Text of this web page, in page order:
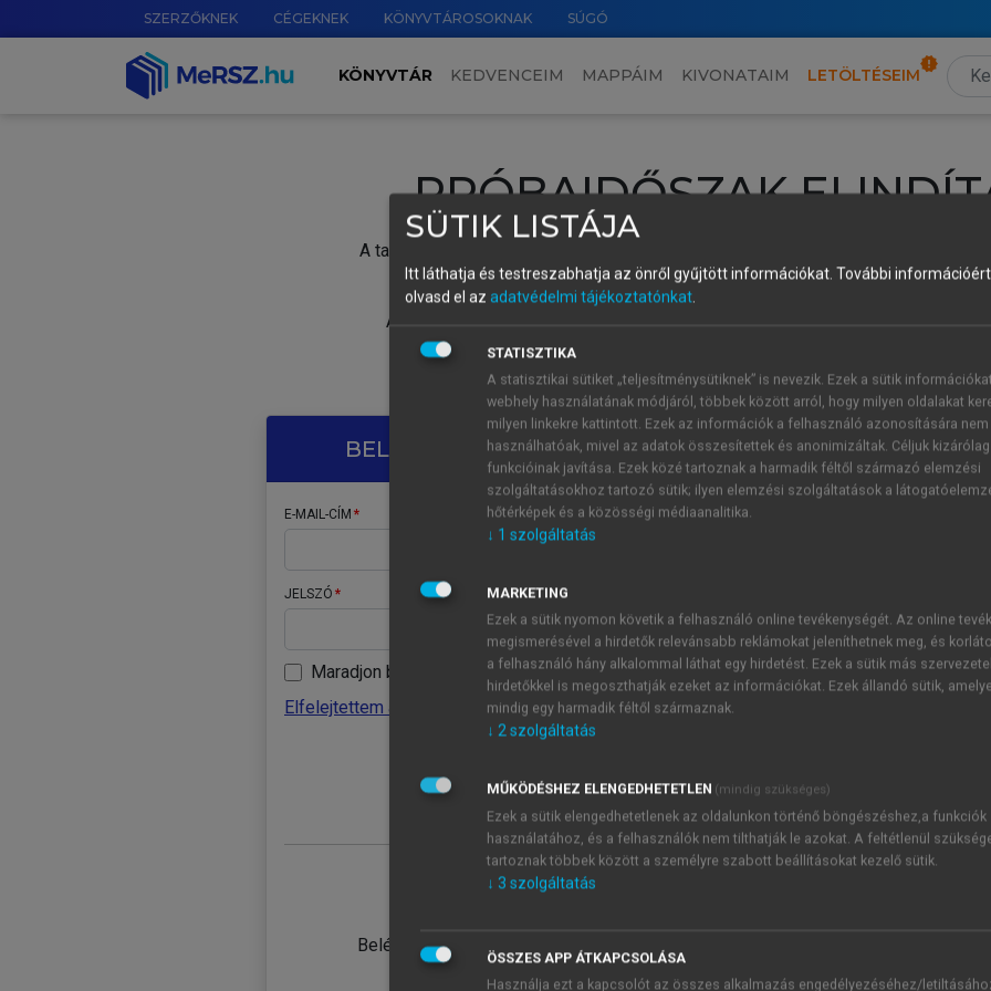
SZERZŐKNEK CÉGEKNEK KÖNYVTÁROSOKNAK SÚGÓ
KÖNYVTÁR KEDVENCEIM MAPPÁIM KIVONATAIM LETÖLTÉSEIM
PRÓBAIDŐSZAK
A tartalom megtekintéséhez lépj be a saját fiókoddal, iskolai azonosítóddal vagy
Új felhasználóként1 óra díjmentes hozzáférésrevagy
A próbaidőszak elindításához,
vagy hozz
A regisztráció után a
BELÉPÉS SAJÁT FIÓKKAL
E-MAIL-CÍM
JELSZÓ
Maradjon belépve
Elfelejtettem a jelszavamat
Belépés intézményi azonosítóval
ÚJ FIÓK
1 óra
JELSZÓ
Kérek értesítést a MeRSZ
Kérek értesítést az
SÜTIK LISTÁJA
Itt láthatja és testreszabhatja az önről gyűjtött információkat. További
olvasd el az adatvédelmi tájékoztatónkat.
STATISZTIKA
A statisztikai sütiket „teljesítménysütiknek” is nevezik. Ezek a sütik
webhely használatának módjáról, többek között arról, hogy milyen oldalakat
milyen linkekre kattintott. Ezek az információk a felhasználó azonosítására nem
használhatóak, mivel az adatok összesítettek és anonimizáltak. Céljuk
funkcióinak javítása. Ezek közé tartoznak a harmadik féltől származó elemzési
szolgáltatásokhoz tartozó sütik; ilyen elemzési szolgáltatások a
hőtérképek és a közösségi médiaanalitika.
↓ 1 szolgáltatás
MARKETING
Ezek a sütik nyomon követik a felhasználó online tevékenységét. Az online
megismerésével a hirdetők relevánsabb reklámokat jeleníthetnek meg, és
a felhasználó hány alkalommal láthat egy hirdetést. Ezek a sütik más
hirdetőkkel is megoszthatják ezeket az információkat. Ezek állandó sütik,
mindig egy harmadik féltől származnak.
↓ 2szolgáltatás
MŰKÖDÉSHEZ ELENGEDHETETLEN (mindig szükséges)
Ezek a sütik elengedhetetlenek az oldalunkon történő böngészéshez,a funkciók
használatához, és a felhasználók nem tilthatják le azokat. A feltétlenül
tartoznak többek között a személyre szabott beállításokat kezelő sütik.
↓ 3 szolgáltatás
ÖSSZES APP ÁTKAPCSOLÁSA
Használja ezt a kapcsolót az összes alkalmazás engedélyezéséhez/